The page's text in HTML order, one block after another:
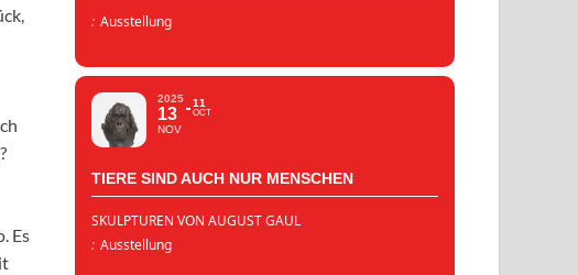
Es
: Ausstellung
2025
13
NOV
11
OCT
TIERE SIND AUCH NUR MENSCHEN
SKULPTUREN VON AUGUST GAUL
: Ausstellung